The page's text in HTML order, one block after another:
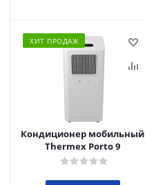
ХИТ ПРОДАЖ
Кондиционер мобильный
Thermex Porto 9